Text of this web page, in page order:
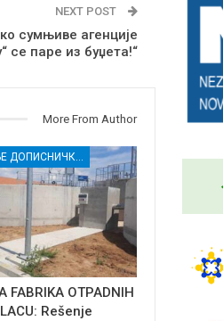
NEXT POST
сумњиве агенције
се паре из буџета!“
More From Author
ЈАЧАЊЕ ДОПИСНИЧКЕ МРЕЖЕ НЕЗАВИСНИХ МЕДИЈА У РАСИНСКОМ ОКРУГУ
FABRIKA OTPADNIH
Rešenje